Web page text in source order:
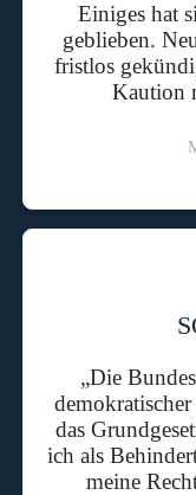
Einiges hat
geblieben.
fristlos
Kaution
„Die
das
ich als
meine